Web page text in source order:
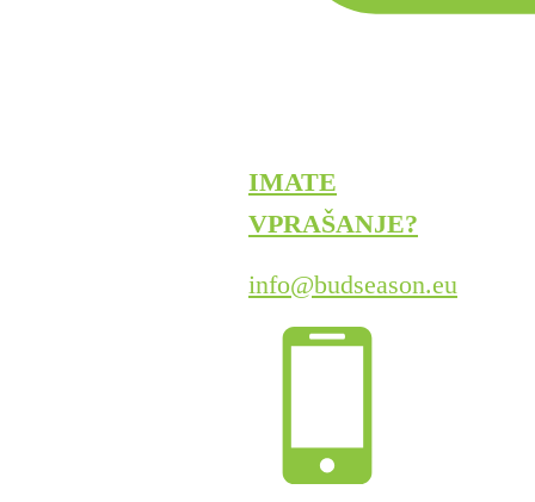
IMATE
VPRAŠANJE?
info@budseason.eu